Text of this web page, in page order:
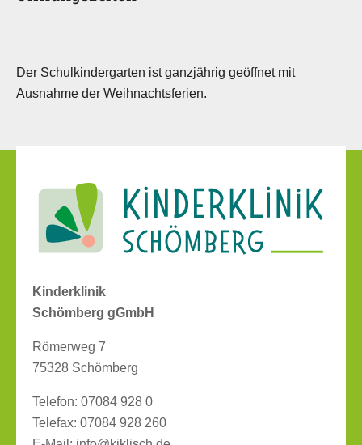
Der Schulkindergarten ist ganzjährig geöffnet mit
Ausnahme der Weihnachtsferien.
Kinderklinik
Schömberg gGmbH
Römerweg 7
75328 Schömberg
Telefon: 07084 928 0
Telefax: 07084 928 260